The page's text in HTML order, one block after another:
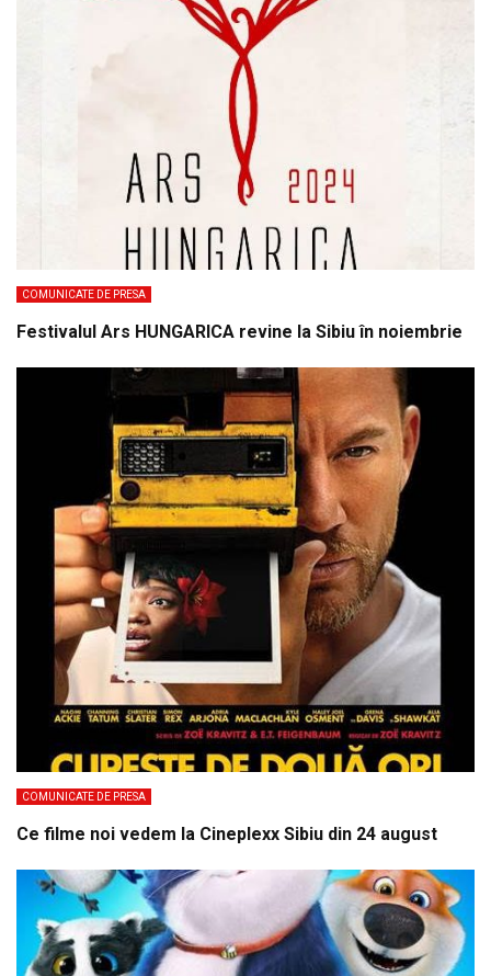
COMUNICATE DE PRESA
Festivalul Ars HUNGARICA revine la Sibiu în noiembrie
COMUNICATE DE PRESA
Ce filme noi vedem la Cineplexx Sibiu din 24 august